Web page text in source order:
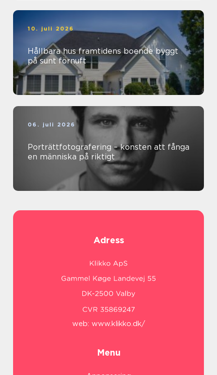
10. juli 2026
Hållbara hus framtidens boende byggt
på sunt förnuft
06. juli 2026
Porträttfotografering – konsten att fånga
en människa på riktigt
Adress
web: www.klikko.dk/
Menu